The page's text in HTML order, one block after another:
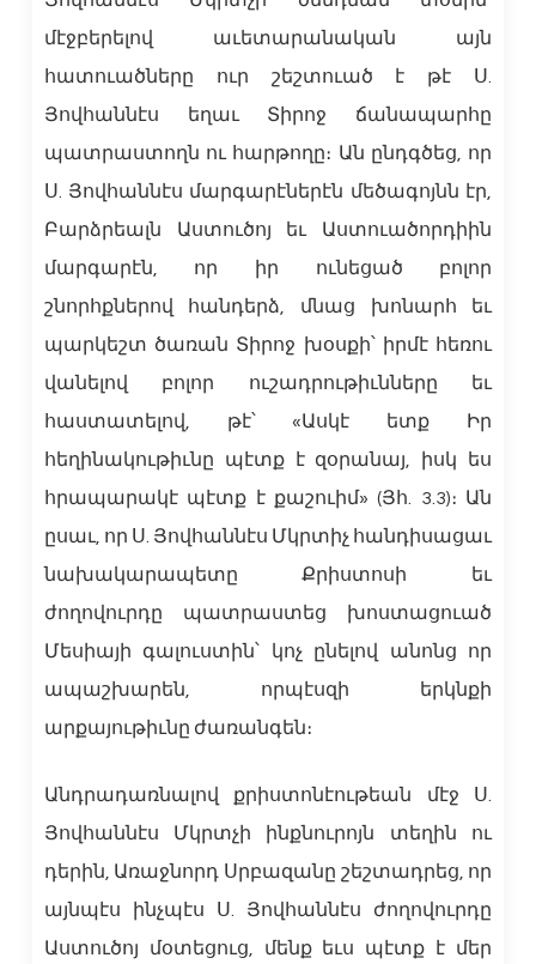
մէջբերելով աւետարանական այն
հատուածները ուր շեշտուած է թէ Ս.
Յովհաննէս եղաւ Տիրոջ ճանապարհը
պատրաստողն ու հարթողը։ Ան ընդգծեց, որ
Ս. Յովհաննէս մարգարէներէն մեծագոյնն էր,
Բարձրեալն Աստուծոյ եւ Աստուածորդիին
մարգարէն, որ իր ունեցած բոլոր
շնորհքներով հանդերձ, մնաց խոնարհ եւ
պարկեշտ ծառան Տիրոջ խօսքի՝ իրմէ հեռու
վանելով բոլոր ուշադրութիւնները եւ
հաստատելով, թէ՝ «Ասկէ ետք Իր
հեղինակութիւնը պէտք է զօրանայ, իսկ ես
հրապարակէ պէտք է քաշուիմ» (Յհ. 3.3)։ Ան
ըսաւ, որ Ս. Յովհաննէս Մկրտիչ հանդիսացաւ
նախակարապետը Քրիստոսի եւ
ժողովուրդը պատրաստեց խոստացուած
Մեսիայի գալուստին՝ կոչ ընելով անոնց որ
ապաշխարեն, որպէսզի երկնքի
արքայութիւնը ժառանգեն։
Անդրադառնալով քրիստոնէութեան մէջ Ս.
Յովհաննէս Մկրտչի ինքնուրոյն տեղին ու
դերին, Առաջնորդ Սրբազանը շեշտադրեց, որ
այնպէս ինչպէս Ս. Յովհաննէս ժողովուրդը
Աստուծոյ մօտեցուց, մենք եւս պէտք է մեր